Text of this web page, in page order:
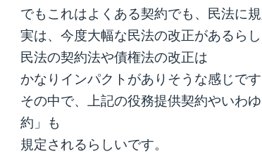
でもこれはよくある契約でも、民法に
実は、今度大幅な民法の改正があるら
民法の契約法や債権法の改正は
かなりインパクトがありそうな感じで
その中で、上記の役務提供契約やいわ
約」も
規定されるらしいです。